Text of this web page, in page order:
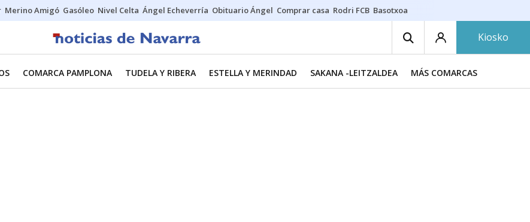
Merino Amigó Gasóleo Nivel Celta Ángel Echeverría Obituario Ángel Comprar casa Rodri FCB Basotxoa
Kiosko
COMARCA PAMPLONA TUDELA Y RIBERA ESTELLA Y MERINDAD SAKANA -LEITZALDEA MÁS COMARCAS